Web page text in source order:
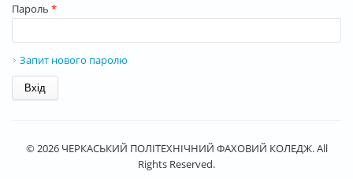
Пароль *
Запит нового паролю
© 2026 ЧЕРКАСЬКИЙ ПОЛІТЕХНІЧНИЙ ФАХОВИЙ КОЛЕДЖ. All
Rights Reserved.